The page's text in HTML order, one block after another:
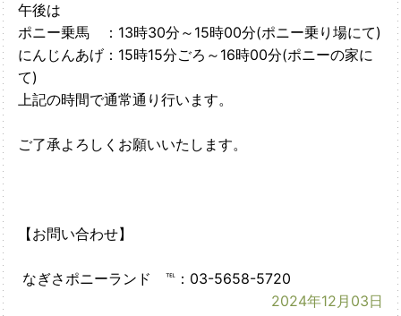
午後は
ポニー乗馬 ：13時30分～15時00分(ポニー乗り場にて)
にんじんあげ：15時15分ごろ～16時00分(ポニーの家に
て)
上記の時間で通常通り行います。
ご了承よろしくお願いいたします。
【お問い合わせ】
なぎさポニーランド ℡：03-5658-5720
2024年12月03日